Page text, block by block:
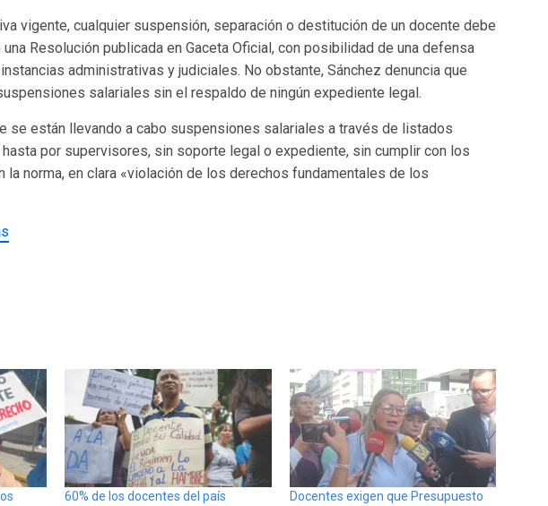
vigente, cualquier suspensión, separación o destitución de un docente debe
Resolución publicada en Gaceta Oficial, con posibilidad de una defensa
administrativas y judiciales. No obstante, Sánchez denuncia que
salariales sin el respaldo de ningún expediente legal.
se están llevando a cabo suspensiones salariales a través de listados
por supervisores, sin soporte legal o expediente, sin cumplir con los
norma, en clara «violación de los derechos fundamentales de los
60% de los docentes del país
Docentes exigen que Presupuesto